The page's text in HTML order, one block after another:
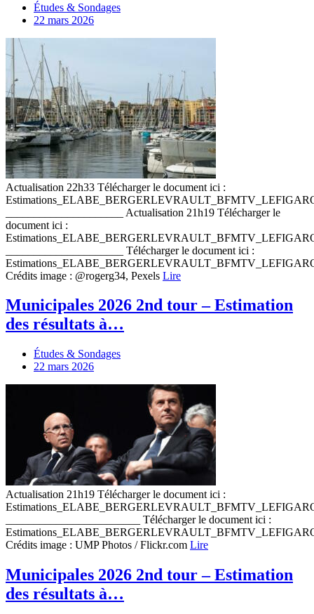
Études & Sondages
22 mars 2026
Actualisation 22h33 Télécharger le document ici :
_____________________ Actualisation 21h19 Télécharger le
document ici :
_____________________ Télécharger le document ici :
Crédits image : @rogerg34, Pexels Lire
Municipales 2026 2nd tour – Estimation
des résultats à…
Études & Sondages
22 mars 2026
Actualisation 21h19 Télécharger le document ici :
________________________ Télécharger le document ici :
Crédits image : UMP Photos / Flickr.com Lire
Municipales 2026 2nd tour – Estimation
des résultats à…